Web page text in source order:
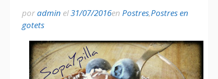
poradmin el31/07/2016en Postres,Postres en
gotets